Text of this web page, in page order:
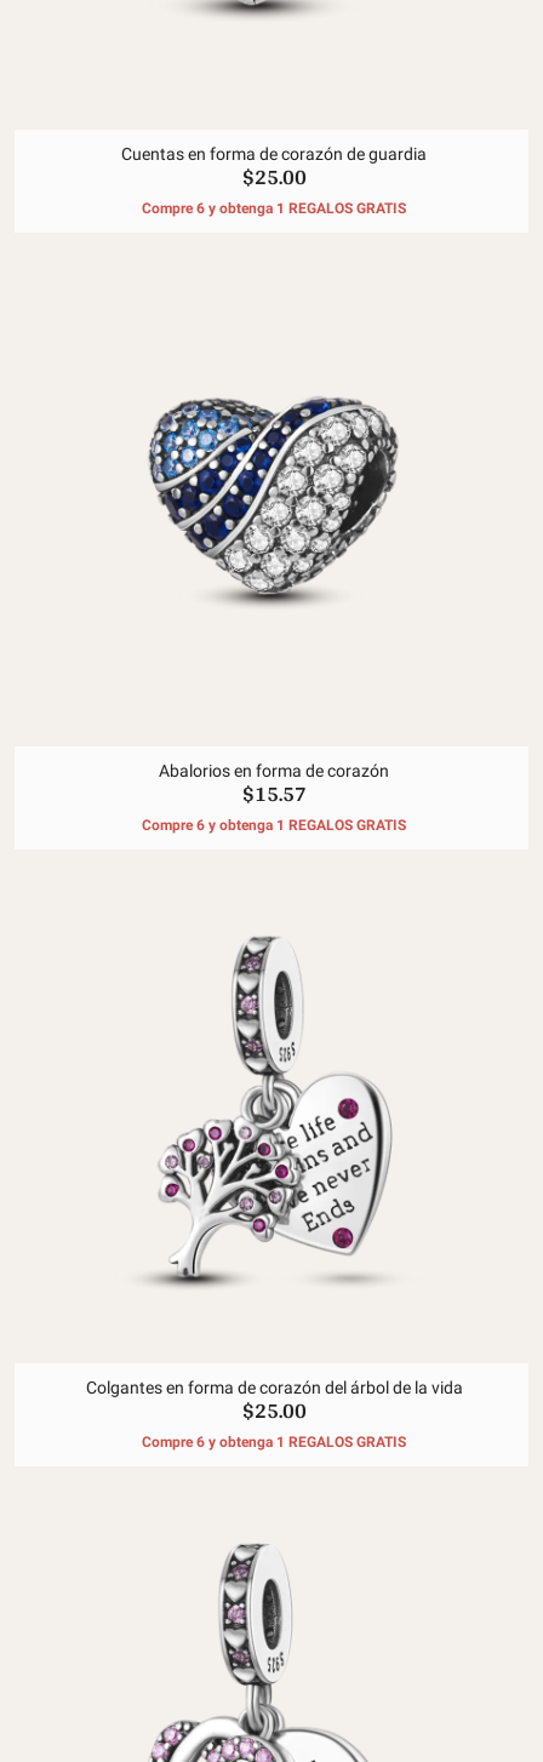
Cuentas en forma de corazón de guardia
$25.00
Compre 6 y obtenga 1 REGALOS GRATIS
Abalorios en forma de corazón
$15.57
Compre 6 y obtenga 1 REGALOS GRATIS
Colgantes en forma de corazón del árbol de la vida
$25.00
Compre 6 y obtenga 1 REGALOS GRATIS